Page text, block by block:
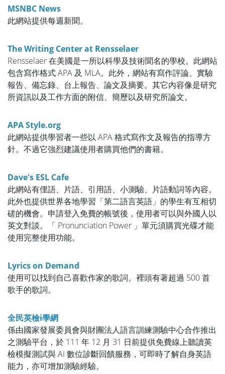
MSNBC News
此網站提供每週新聞。
The Writing Center at Rensselaer
Rensselaer 在美國是一所以科學及技術聞名的學校。此網站
包含寫作格式 APA 及 MLA。此外，網站有寫作評論、實驗
報告、備忘錄、台上報告、論文及摘要。其它內容像是研究
所資訊以及工作方面的附信、簡歷以及研究所論文。
APA Style.org
此網站提供學習者一些以 APA 格式寫作文及報告的指導方
針。不過它強烈建議使用者購買他們的書籍。
Dave's ESL Cafe
此網站有俚語、片語、引用語、小測驗、片語動詞等內容。
此外也提供世界各地學習「第二語言英語」的學生有互相切
磋的機會。申請登入免費的帳號後，使用者可以與外國人以
英文對談。「 Pronunciation Power 」單元須購買光碟才能
使用完整使用功能。
Lyrics on Demand
使用可以找到自己喜歡作家的歌詞。裡頭有著超過 500 首
歌手的歌詞。
全民英檢i學網
係由國家發展委員會與財團法人語言訓練測驗中心合作推出
之測驗平台，於 111 年 12 月 31 日前提供免費線上聽讀英
檢模擬測試與 AI 數位診斷回饋服務，可即時了解自身英語
能力，亦可增加測驗經驗。